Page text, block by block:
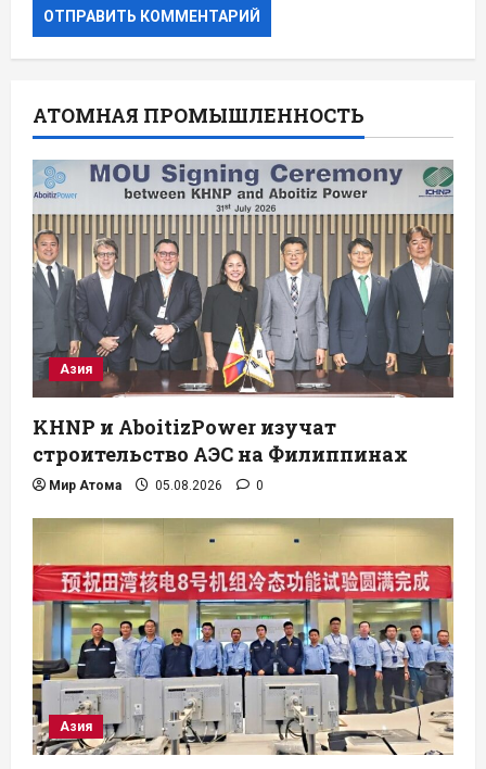
АТОМНАЯ ПРОМЫШЛЕННОСТЬ
Азия
KHNP и AboitizPower изучат
строительство АЭС на Филиппинах
Мир Атома 05.08.2026 0
Азия